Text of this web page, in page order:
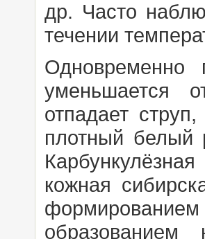
др. Часто
течении
Одновременно
уменьшается
отпадает
плотный белый
кожная
образованием